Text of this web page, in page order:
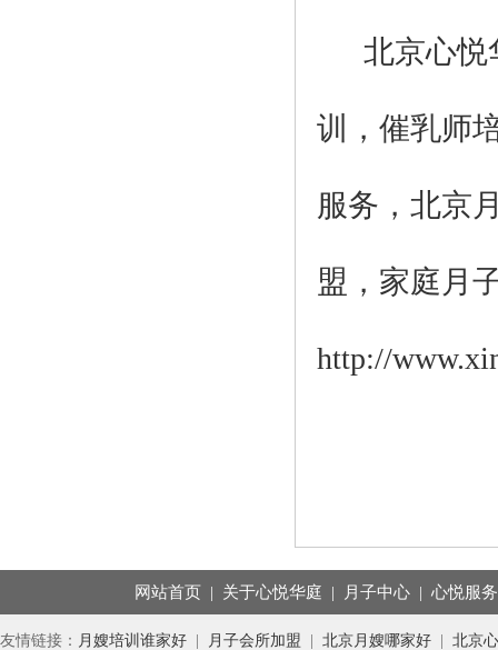
北京心悦
训，催乳师
服务，北京
盟，家庭月
http://
网站首页 | 关于心悦华庭 | 月子中心 |心悦服务
友情链接： 月嫂培训谁家好 月子会所加盟 北京月嫂哪家好
北京